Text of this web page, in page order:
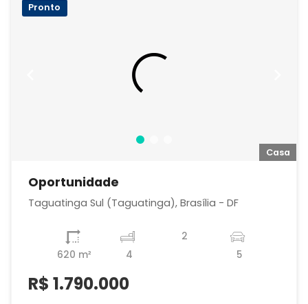
Casa
Pronto
Oportunidade
Taguatinga Sul (Taguatinga), Brasília - DF
620 m² 4
2
5
R$ 1.790.000